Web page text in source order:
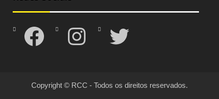
Facebook Instagram Twitter
Copyright © RCC - Todos os direitos reservados.